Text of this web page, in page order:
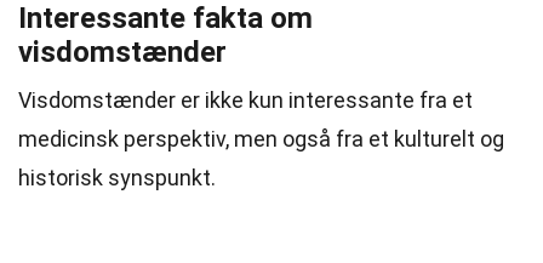
Interessante fakta om
visdomstænder
Visdomstænder er ikke kun interessante fra et
medicinsk perspektiv, men også fra et kulturelt og
historisk synspunkt.